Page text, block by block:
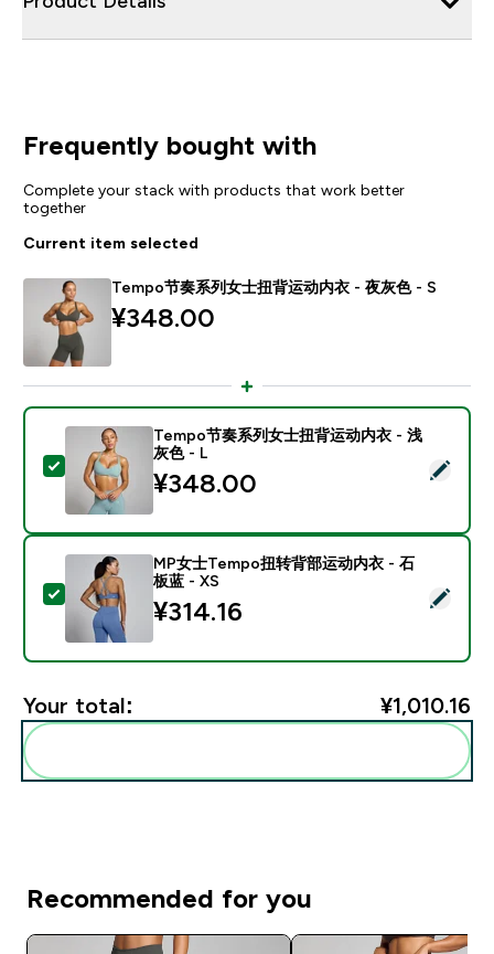
Frequently bought with
Complete your stack with products that work better
together
Current item selected
Tempo节奏系列女士扭背运动内衣 - 夜灰色 - S
¥348.00‎
Select this product - Tempo节奏系列女士扭背运动内
Tempo节奏系列女士扭背运动内衣 - 浅
灰色 - L
¥348.00‎
Select this product - MP女士Tempo扭转背部运动内
MP女士Tempo扭转背部运动内衣 - 石
板蓝 - XS
¥314.16‎
Your total: ¥1,010.16‎
Recommended for you